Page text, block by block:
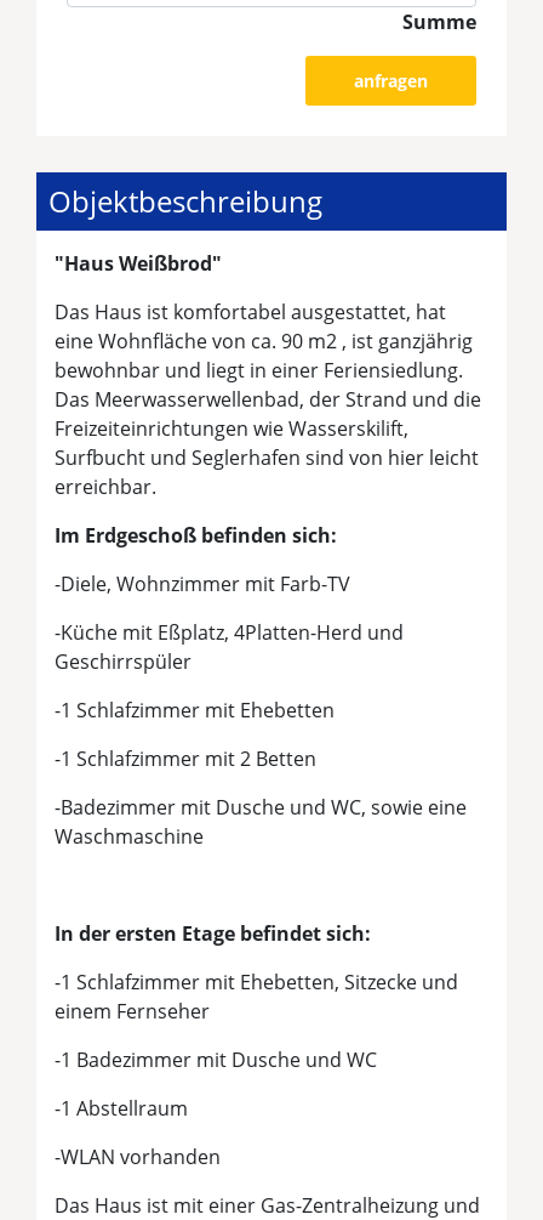
Summe
anfragen
Objektbeschreibung
"Haus Weißbrod"
Das Haus ist komfortabel ausgestattet, hat
eine Wohnfläche von ca. 90 m2 , ist ganzjährig
bewohnbar und liegt in einer Feriensiedlung.
Das Meerwasserwellenbad, der Strand und die
Freizeiteinrichtungen wie Wasserskilift,
Surfbucht und Seglerhafen sind von hier leicht
erreichbar.
Im Erdgeschoß befinden sich:
-Diele, Wohnzimmer mit Farb-TV
-Küche mit Eßplatz, 4Platten-Herd und
Geschirrspüler
-1 Schlafzimmer mit Ehebetten
-1 Schlafzimmer mit 2 Betten
-Badezimmer mit Dusche und WC, sowie eine
Waschmaschine
In der ersten Etage befindet sich:
-1 Schlafzimmer mit Ehebetten, Sitzecke und
einem Fernseher
-1 Badezimmer mit Dusche und WC
-1 Abstellraum
-WLAN vorhanden
Das Haus ist mit einer Gas-Zentralheizung und